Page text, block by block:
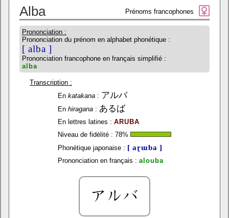
Alba Prénoms francophones
Prononciation :
Prononciation du prénom en alphabet phonétique :
[ alba ]
Prononciation francophone en français simplifié :
alba
Transcription :
En katakana : アルバ
En hiragana : あるば
En lettres latines : ARUBA
Niveau de fidélité : 78%
Phonétique japonaise : [ aɽɯba ]
Prononciation en français : alouba